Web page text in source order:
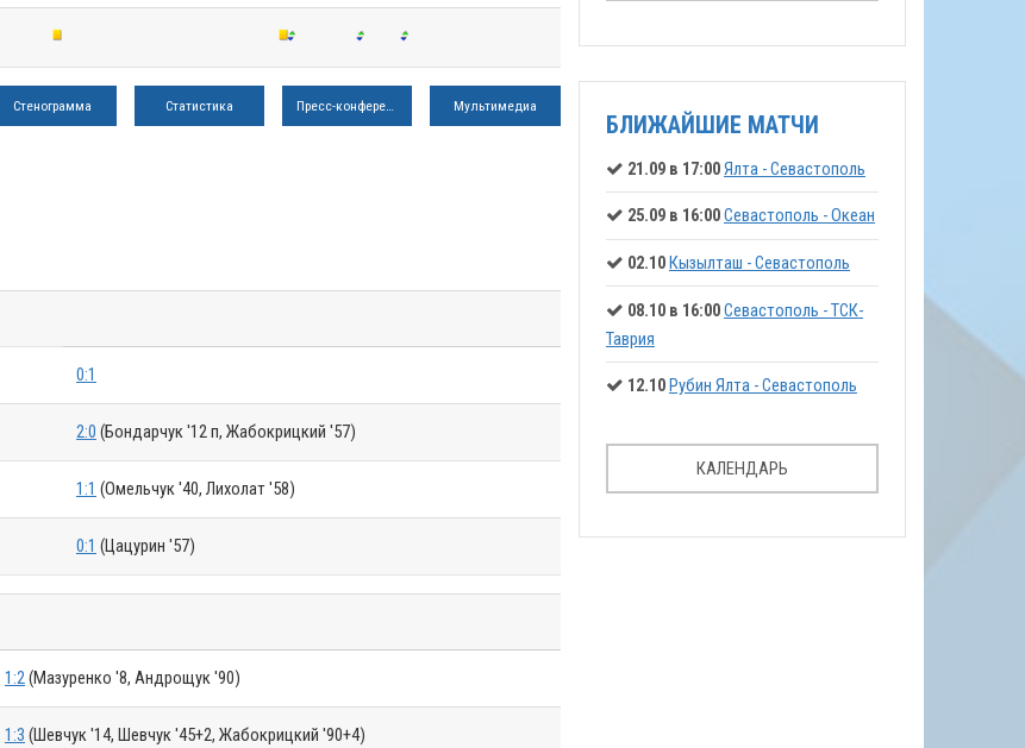
Стенограмма Статистика Пресс-конференция Мультимедиа
0:1
2:0 (Бондарчук '12 п, Жабокрицкий '57)
1:1 (Омельчук '40, Лихолат '58)
0:1 (Цацурин '57)
1:2 (Мазуренко '8, Андрощук '90)
1:3 (Шевчук '14, Шевчук '45+2, Жабокрицкий '90+4)
БЛИЖАЙШИЕ МАТЧИ
21.09 в 17:00Ялта - Севастополь
25.09 в 16:00Севастополь - Океан
02.10Кызылташ - Севастополь
08.10 в 16:00Севастополь - ТСК-
Таврия
12.10 Рубин Ялта - Севастополь
КАЛЕНДАРЬ